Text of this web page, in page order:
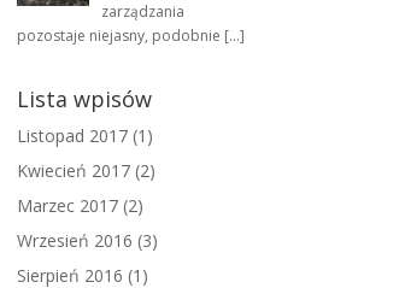
zarządzania
pozostaje niejasny, podobnie […]
Lista wpisów
Listopad 2017 (1)
Kwiecień 2017 (2)
Marzec 2017 (2)
Wrzesień 2016 (3)
Sierpień 2016 (1)